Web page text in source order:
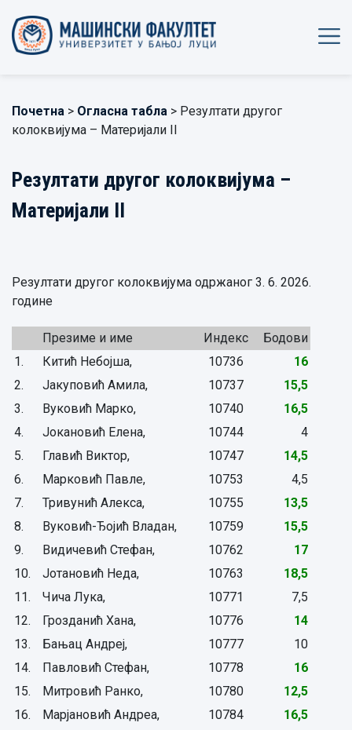
Почетна > Огласна табла > Резултати другог
колоквијума – Материјали II
Резултати другог колоквијума –
Материјали II
Резултати другог колоквијума одржаног 3. 6. 2026.
године
Презиме и име Индекс
Бодови
1.
Китић Небојша, 10736
16
2.
Јакуповић Амила, 10737
15,5
3.
Вуковић Марко, 10740
16,5
4.
Јокановић Елена, 10744
4
5.
Главић Виктор, 10747
14,5
6.
Марковић Павле, 10753
4,5
7.
Тривунић Алекса, 10755
13,5
8.
Вуковић-Ђојић Владан, 10759
15,5
9.
Видичевић Стефан, 10762
17
10.
Јотановић Неда, 10763
18,5
11.
Чича Лука, 10771
7,5
12.
Грозданић Хана, 10776
14
13.
Бањац Андреј, 10777
10
14.
Павловић Стефан, 10778
16
15.
Митровић Ранко, 10780
12,5
16.
Марјановић Андреа, 10784
16,5